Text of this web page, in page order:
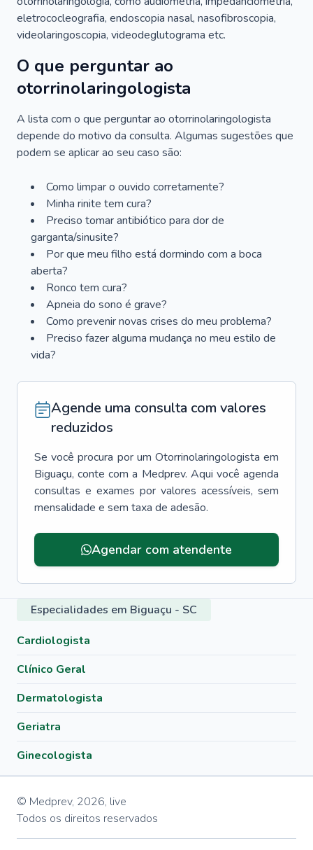
eletrococleografia, endoscopia nasal, nasofibroscopia,
videolaringoscopia, videodeglutograma etc.
O que perguntar ao
otorrinolaringologista
A lista com o que perguntar ao otorrinolaringologista
depende do motivo da consulta. Algumas sugestões que
podem se aplicar ao seu caso são:
Como limpar o ouvido corretamente?
Minha rinite tem cura?
Preciso tomar antibiótico para dor de
garganta/sinusite?
Por que meu filho está dormindo com a boca
aberta?
Ronco tem cura?
Apneia do sono é grave?
Como prevenir novas crises do meu problema?
Preciso fazer alguma mudança no meu estilo de
vida?
Agende uma consulta com valores
reduzidos
Se você procura por um Otorrinolaringologista em
Biguaçu, conte com a Medprev. Aqui você agenda
consultas e exames por valores acessíveis, sem
mensalidade e sem taxa de adesão.
Agendar com atendente
Especialidades em Biguaçu - SC
Cardiologista
Clínico Geral
Dermatologista
Geriatra
Ginecologista
© Medprev, 2026, live
Todos os direitos reservados